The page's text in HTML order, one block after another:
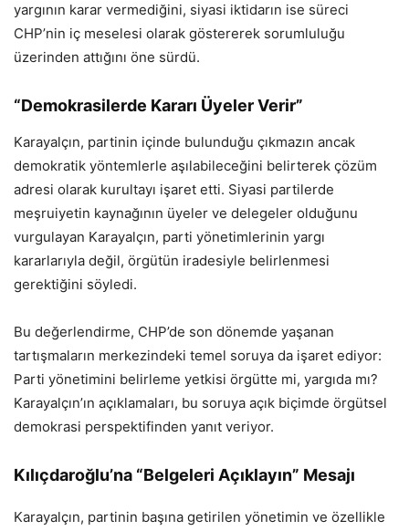
yargının karar vermediğini, siyasi iktidarın ise süreci
CHP’nin iç meselesi olarak göstererek sorumluluğu
üzerinden attığını öne sürdü.
“Demokrasilerde Kararı Üyeler Verir”
Karayalçın, partinin içinde bulunduğu çıkmazın ancak
demokratik yöntemlerle aşılabileceğini belirterek çözüm
adresi olarak kurultayı işaret etti. Siyasi partilerde
meşruiyetin kaynağının üyeler ve delegeler olduğunu
vurgulayan Karayalçın, parti yönetimlerinin yargı
kararlarıyla değil, örgütün iradesiyle belirlenmesi
gerektiğini söyledi.
Bu değerlendirme, CHP’de son dönemde yaşanan
tartışmaların merkezindeki temel soruya da işaret ediyor:
Parti yönetimini belirleme yetkisi örgütte mi, yargıda mı?
Karayalçın’ın açıklamaları, bu soruya açık biçimde örgütsel
demokrasi perspektifinden yanıt veriyor.
Kılıçdaroğlu’na “Belgeleri Açıklayın” Mesajı
Karayalçın, partinin başına getirilen yönetimin ve özellikle